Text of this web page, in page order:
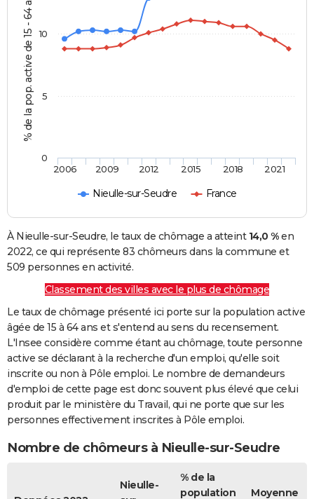
% de la pop. active de 15 - 64 ans
Nieulle-sur-Seudre France
2006 2009 2012 2015 2018 2021
0
5
10
À Nieulle-sur-Seudre, le taux de chômage a atteint 14,0 %en
2022, ce qui représente 83 chômeurs dans la commune et
509 personnes en activité.
Classement des villes avec le plus de chômage
Le taux de chômage présenté ici porte sur la population active
âgée de 15 à 64 ans et s'entend au sens du recensement.
L'Insee considère comme étant au chômage, toute personne
active se déclarant à la recherche d'un emploi, qu'elle soit
inscrite ou non à Pôle emploi. Le nombre de demandeurs
d'emploi de cette page est donc souvent plus élevé que celui
produit par le ministère du Travail, qui ne porte que sur les
personnes effectivement inscrites à Pôle emploi.
Nombre de chômeurs à Nieulle-sur-Seudre
Nieulle-
% de la
population
Moyenne